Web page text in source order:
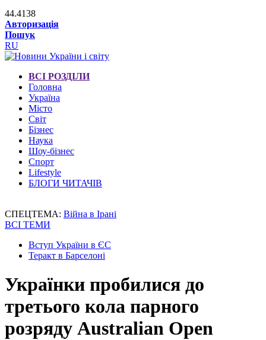
44.4138
Авторизація
Пошук
RU
ВСІ РОЗДІЛИ
Головна
Україна
Місто
Світ
Бізнес
Наука
Шоу-бізнес
Спорт
Lifestyle
БЛОГИ ЧИТАЧІВ
СПЕЦТЕМА: Війна в Ірані
ВСІ ТЕМИ
Вступ України в ЄС
Теракт в Барселоні
Українки пробилися до
третього кола парного
розряду Australian Open